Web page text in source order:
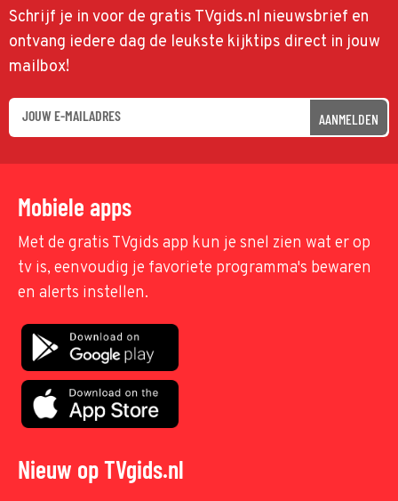
Schrijf je in voor de gratis TVgids.nl nieuwsbrief en
ontvang iedere dag de leukste kijktips direct in jouw
mailbox!
AANMELDEN
Mobiele apps
Met de gratis TVgids app kun je snel zien wat er op
tv is, eenvoudig je favoriete programma's bewaren
en alerts instellen.
Nieuw op TVgids.nl